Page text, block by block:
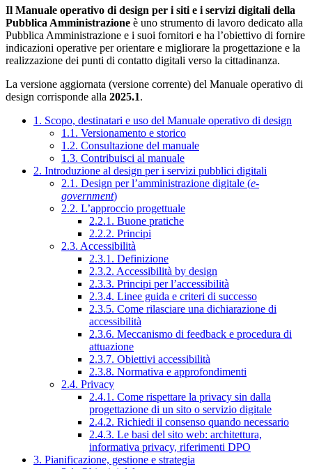
Il Manuale operativo di design per i siti e i servizi digitali della
Pubblica Amministrazione è uno strumento di lavoro dedicato alla
Pubblica Amministrazione e i suoi fornitori e ha l’obiettivo di fornire
indicazioni operative per orientare e migliorare la progettazione e la
realizzazione dei punti di contatto digitali verso la cittadinanza.
La versione aggiornata (versione corrente) del Manuale operativo di
design corrisponde alla 2025.1.
1. Scopo, destinatari e uso del Manuale operativo di design
1.1. Versionamento e storico
1.2. Consultazione del manuale
1.3. Contribuisci al manuale
2. Introduzione al design per i servizi pubblici digitali
2.1. Design per l’amministrazione digitale (e-
government)
2.2. L’approccio progettuale
2.2.1. Buone pratiche
2.2.2. Principi
2.3. Accessibilità
2.3.1. Definizione
2.3.2. Accessibilità by design
2.3.3. Principi per l’accessibilità
2.3.4. Linee guida e criteri di successo
2.3.5. Come rilasciare una dichiarazione di
accessibilità
2.3.6. Meccanismo di feedback e procedura di
attuazione
2.3.7. Obiettivi accessibilità
2.3.8. Normativa e approfondimenti
2.4. Privacy
2.4.1. Come rispettare la privacy sin dalla
progettazione di un sito o servizio digitale
2.4.2. Richiedi il consenso quando necessario
2.4.3. Le basi del sito web: architettura,
informativa privacy, riferimenti DPO
3. Pianificazione, gestione e strategia